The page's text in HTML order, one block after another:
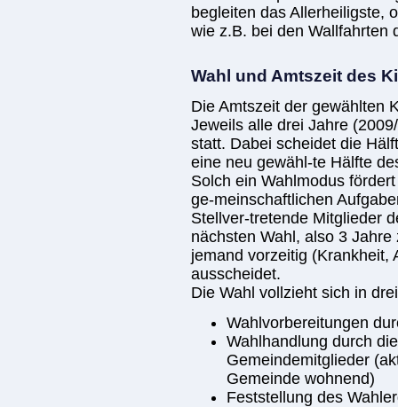
begleiten das Allerheiligste,
wie z.B. bei den Wallfahrten
Wahl und Amtszeit des
Die Amtszeit der gewählten
Jeweils alle drei Jahre
statt. Dabei scheidet die
eine neu gewähl-te Hälfte
Solch ein Wahlmodus
ge-meinschaftlichen
Stellver-tretende Mitglieder
nächsten Wahl, also 3
jemand vorzeitig (Krankheit,
ausscheidet.
Die Wahl vollzieht sich in
Wahlvorbereitungen
Wahlhandlung durch
Gemeindemitglieder
Gemeinde wohnend)
Feststellung des